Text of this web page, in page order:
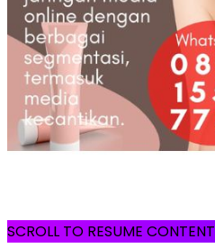
SCROLL TO RESUME CONTENT